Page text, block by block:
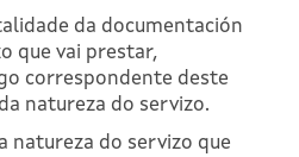
da documentación
que vai prestar,
correspondente deste
natureza do servizo.
natureza do servizo que